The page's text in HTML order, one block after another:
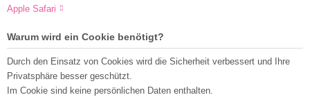
Apple Safari
Warum wird ein Cookie benötigt?
Durch den Einsatz von Cookies wird die Sicherheit verbessert und Ihre
Privatsphäre besser geschützt.
Im Cookie sind keine persönlichen Daten enthalten.